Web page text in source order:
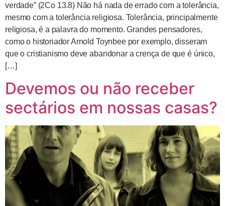
verdade” (2Co 13.8) Não há nada de errado com a tolerância,
mesmo com a tolerância religiosa. Tolerância, principalmente
religiosa, é a palavra do momento. Grandes pensadores,
como o historiador Arnold Toynbee por exemplo, disseram
que o cristianismo deve abandonar a crença de que é único,
[…]
Devemos ou não receber
sectários em nossas casas?